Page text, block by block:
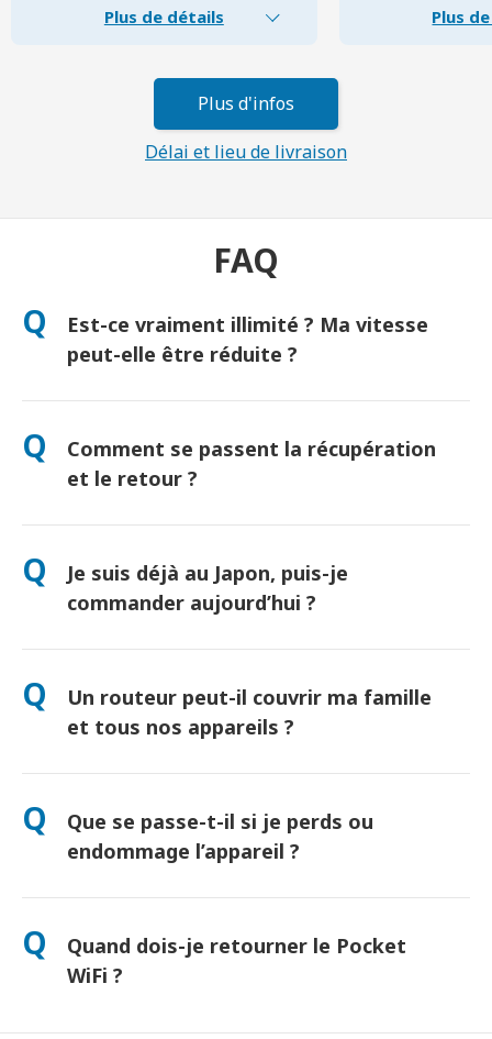
Plus de détails Plus
Plus d'infos
Délai et lieu de livraison
FAQ
Q
Est-ce vraiment illimité ? Ma vitesse
peut-elle être réduite ?
Oui, vraiment illimité ! Aucune politique de « Fair Use » ni
une congestion temporaire peut ralentir le débit. Si cela se
produit, nous créditerons votre location.)
Q
Comment se passent la récupération
et le retour ?
Récupération à l’aéroport ou livraison à l’hôtel/domicile avant
il suffit de déposer le colis dans une boîte postale au Japon.
Aucune file d’attente, aucun formulaire.
Q
Je suis déjà au Japon, puis-je
commander aujourd’hui ?
Oui ! Retrait le jour même à l’aéroport disponible. Livraison à
connaître l’option la plus rapide selon votre lieu de séjour.
Q
Un routeur peut-il couvrir ma famille
et tous nos appareils ?
"Oui, jusqu’à 10 appareils connectés simultanément
heures d’autonomie, et une batterie externe gratuite incluse."
Q
Que se passe-t-il si je perds ou
endommage l’appareil ?
Vous pouvez ajouter une assurance lors du paiement pour
de remplacement s'appliquent. En cas de problème,
contactez-nous immédiatement — nous vous aiderons à
rester connecté.
Q
Quand dois-je retourner le Pocket
WiFi ?